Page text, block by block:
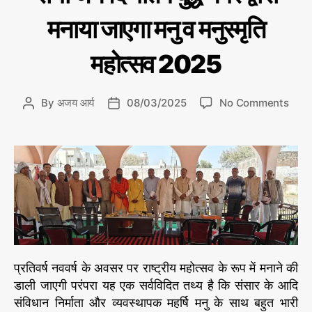
मनाया जाएगा मनु व मनुस्मृति
महोत्सव 2025
P
t
a
u
h
o
r
By अजय आर्य
P
t
d
a
t
e
08/03/2025 No Commentso
श
में
प
ह
ली
बा
र
र्य
उ
प
प्रतिवर्ष नववर्ष के अवसर पर राष्ट्रीय महोत्सव के रूप में मनाने की
डाली जाएगी परंपरा यह एक सर्वविदित तथ्य है कि संसार के आदि
संविधान निर्माता और व्यवस्थापक महर्षि मनु के साथ बहुत भारी